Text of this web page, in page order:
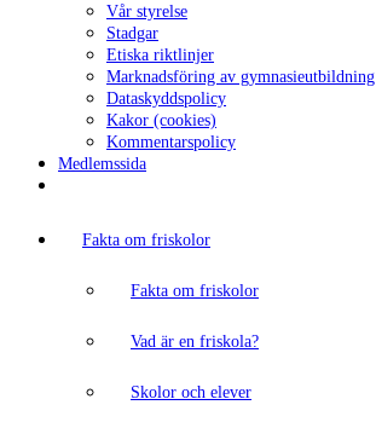
Vår styrelse
Stadgar
Etiska riktlinjer
Marknadsföring av gymnasieutbildning
Dataskyddspolicy
Kakor (cookies)
Kommentarspolicy
Medlemssida
Fakta om friskolor
Fakta om friskolor
Vad är en friskola?
Skolor och elever